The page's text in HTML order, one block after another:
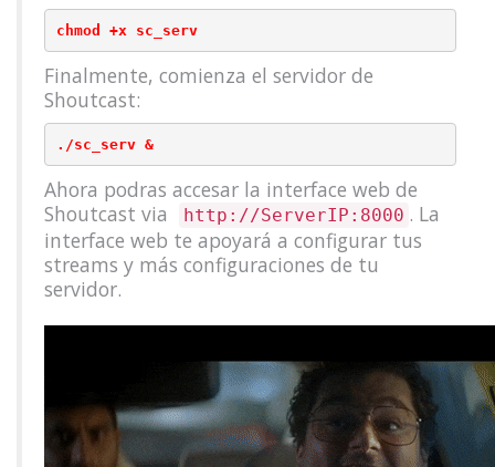
chmod +x sc_serv
Finalmente, comienza el servidor de
Shoutcast:
./sc_serv &
Ahora podras accesar la interface web de
Shoutcast via
http://ServerIP:8000 . La
interface web te apoyará a configurar tus
streams y más configuraciones de tu
servidor.